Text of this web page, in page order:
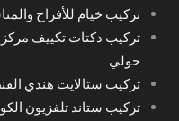
تركيب خيام للأفراح
تركيب دكتات تكييف
حولي
تركيب ستالايت هندي
تركيب ستاند تلفزيون